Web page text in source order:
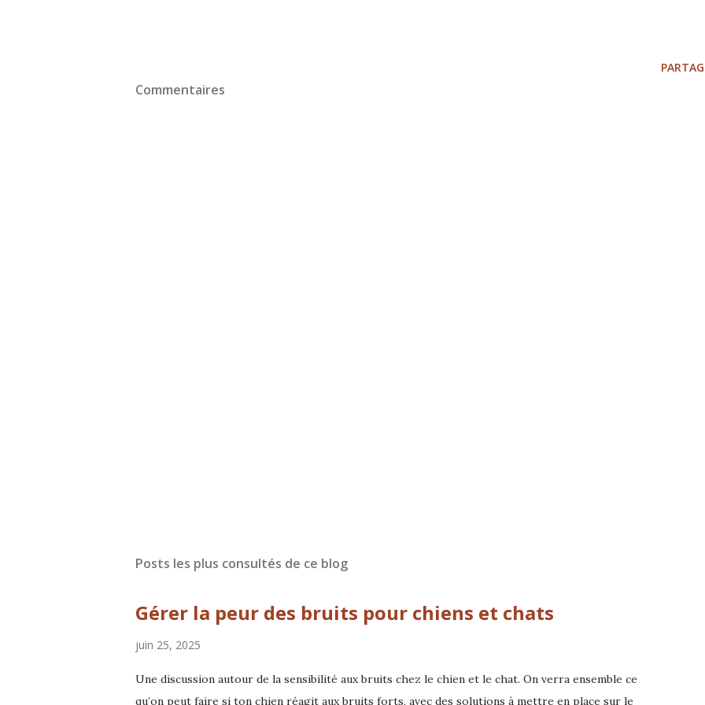
Commentaires
Posts les plus consultés de ce blog
Gérer la peur des bruits pour chiens et chats
juin 25, 2025
Une discussion autour de la sensibilité aux bruits chez le chien et le chat. On verra ensemble ce
qu’on peut faire si ton chien réagit aux bruits forts, avec des solutions à mettre en place sur le